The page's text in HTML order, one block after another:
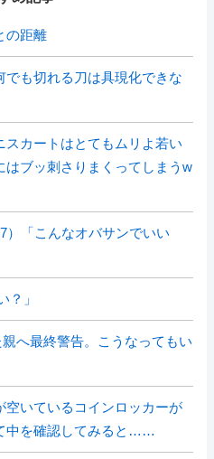
の距離
も切れる刀は具現化できな
スカートはとてもムリよ若い
ブッ刺さりまくってしまうw
）「こんなオバサンでいい
？」
へ最終警告。こうなってもい
いているコインロッカーが
中を確認してみると……